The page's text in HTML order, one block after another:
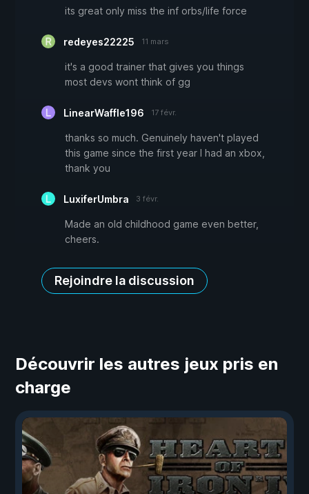
its great only miss the inf orbs/life force
redeyes22225 11 mars
it's a good trainer that gives you things
most devs wont think of gg
LinearWaffle196 17 févr.
thanks so much. Genuinely haven't played
this game since the first year I had an xbox,
thank you
LuxiferUmbra 3 févr.
Made an old childhood game even better,
cheers.
Rejoindre la discussion
Découvrir les autres jeux pris en
charge